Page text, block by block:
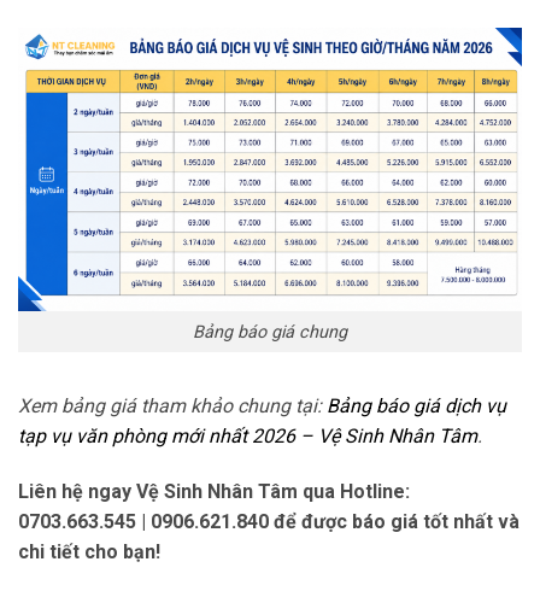
Bảng báo giá chung
Xem bảng giá tham khảo chung tại: Bảng báo giá dịch vụ
tạp vụ văn phòng mới nhất 2026 – Vệ Sinh Nhân Tâm.
Liên hệ ngay Vệ Sinh Nhân Tâm qua Hotline:
0703.663.545 | 0906.621.840 để được báo giá tốt nhất và
chi tiết cho bạn!